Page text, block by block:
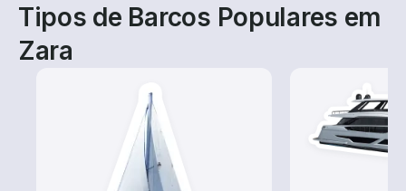
Tipos de Barcos Populares em
Zara